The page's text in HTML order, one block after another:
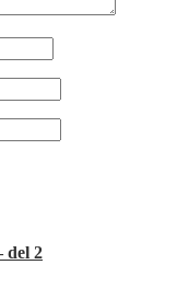
del 2